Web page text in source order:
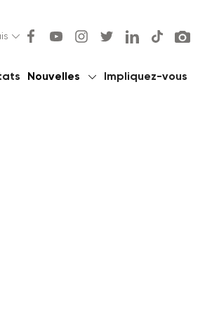
Nouvelles Impliquez-vous